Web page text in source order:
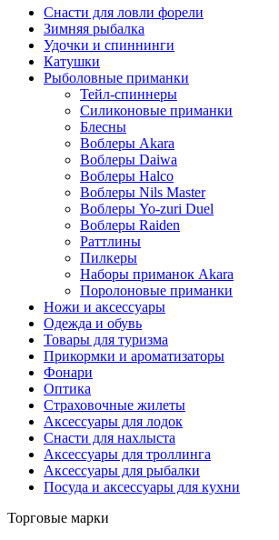
Снасти для ловли форели
Зимняя рыбалка
Удочки и спиннинги
Катушки
Рыболовные приманки
Тейл-спиннеры
Силиконовые приманки
Блесны
Воблеры Akara
Воблеры Daiwa
Воблеры Halco
Воблеры Nils Master
Воблеры Yo-zuri Duel
Воблеры Raiden
Раттлины
Пилкеры
Наборы приманок Akara
Поролоновые приманки
Ножи и аксессуары
Одежда и обувь
Товары для туризма
Прикормки и ароматизаторы
Фонари
Оптика
Страховочные жилеты
Аксессуары для лодок
Снасти для нахлыста
Аксессуары для троллинга
Аксессуары для рыбалки
Посуда и аксессуары для кухни
Торговые марки